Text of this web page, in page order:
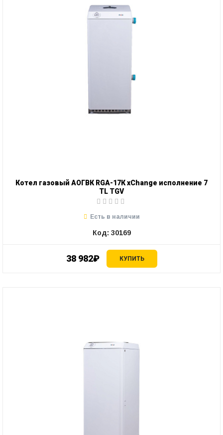
Котел газовый АОГВК RGA-17К xChange исполнение 7
TL TGV
38 982₽ КУПИТЬ
Есть в наличии
Код: 30169